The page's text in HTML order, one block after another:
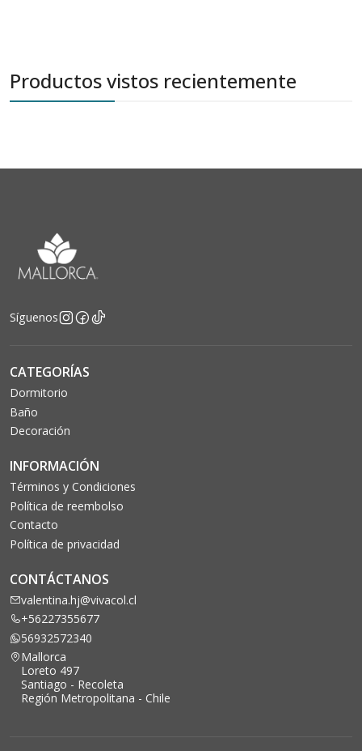
Productos vistos recientemente
Síguenos
CATEGORÍAS
Dormitorio
Baño
Decoración
INFORMACIÓN
Términos y Condiciones
Política de reembolso
Contacto
Política de privacidad
CONTÁCTANOS
valentina.hj@vivacol.cl
+56227355677
56932572340
Mallorca
Loreto 497
Santiago - Recoleta
Región Metropolitana - Chile